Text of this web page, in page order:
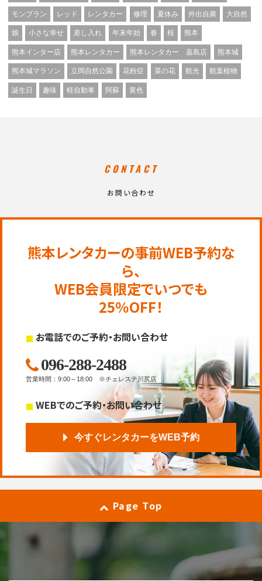
モンブラン レッド レンタカー 修理 夏休み 外出自粛 大自然
娘 小さな幸せ 差し入れ 年末年始 春 桜 熊本
熊本インター店 熊本レンタカー 熊本レンタカー 嘉島店 熊本城
熊本城マラソン 立岡自然公園 花粉症 菜の花 観光 観葉植物
誕生日 趣味 軽自動車 阿蘇 黄色
CONTACT
お問い合わせ
熊本レンタカーの事前WEB予約な
ら、
WEB会員限定でいつでも
25％OFF！
お電話でのご予約・お問い合わせ
096-288-2488
営業時間 ： 9:00～18:00 ※チェレステ川尻店
WEBでのご予約・お問い合わせ
今すぐレンタカーをWEB予約
Page Top